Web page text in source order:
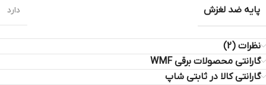
پایه ضد لغزش دارد
نظرات (2)
گارانتی محصولات برقی WMF
گارانتی کالا در ثابتی شاپ